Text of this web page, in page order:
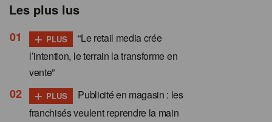
Les plus lus
+ PLUS
“Le retail media crée
l’intention, le terrain la transforme en
vente”
+ PLUS
Publicité en magasin : les
franchisés veulent reprendre la main